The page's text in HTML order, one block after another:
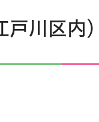
川区内）